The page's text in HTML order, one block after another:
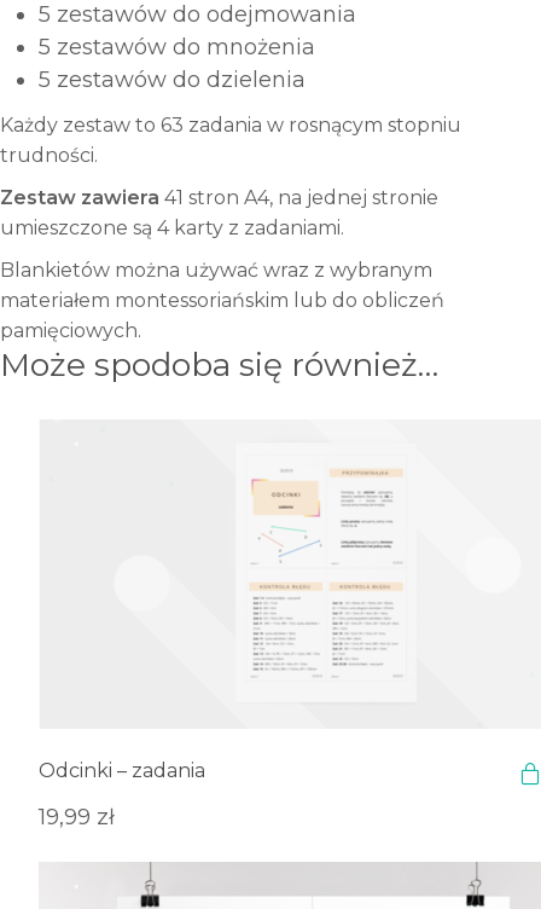
5 zestawów do odejmowania
5 zestawów do mnożenia
5 zestawów do dzielenia
Każdy zestaw to 63 zadania w rosnącym stopniu
trudności.
Zestaw zawiera 41 stron A4, na jednej stronie
umieszczone są 4 karty z zadaniami.
Blankietów można używać wraz z wybranym
materiałem montessoriańskim lub do obliczeń
pamięciowych.
Może spodoba się również…
Odcinki – zadania
19,99 zł